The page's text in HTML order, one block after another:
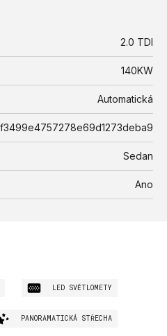
2.0 TDI
140KW
Automatická
Sedan
Ano
LED SVĚTLOMETY
PANORAMATICKÁ STŘECHA